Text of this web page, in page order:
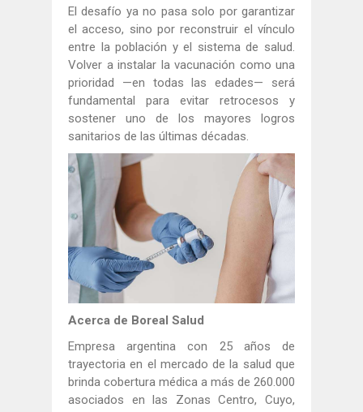
El desafío ya no pasa solo por garantizar
el acceso, sino por reconstruir el vínculo
entre la población y el sistema de salud.
Volver a instalar la vacunación como una
prioridad —en todas las edades— será
fundamental para evitar retrocesos y
sostener uno de los mayores logros
sanitarios de las últimas décadas.
Acerca de Boreal Salud
Empresa argentina con 25 años de
trayectoria en el mercado de la salud que
brinda cobertura médica a más de 260.000
asociados en las Zonas Centro, Cuyo,